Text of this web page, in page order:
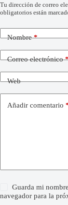
Tu dirección de correo
obligatorios están
Nombre*
Correo electrónico
Web
Añadir comentario
Guarda mi
navegador para la